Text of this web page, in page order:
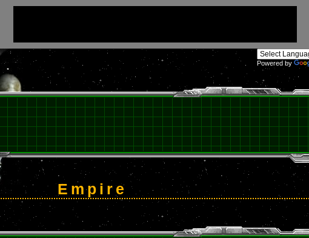
Powered by
Empire